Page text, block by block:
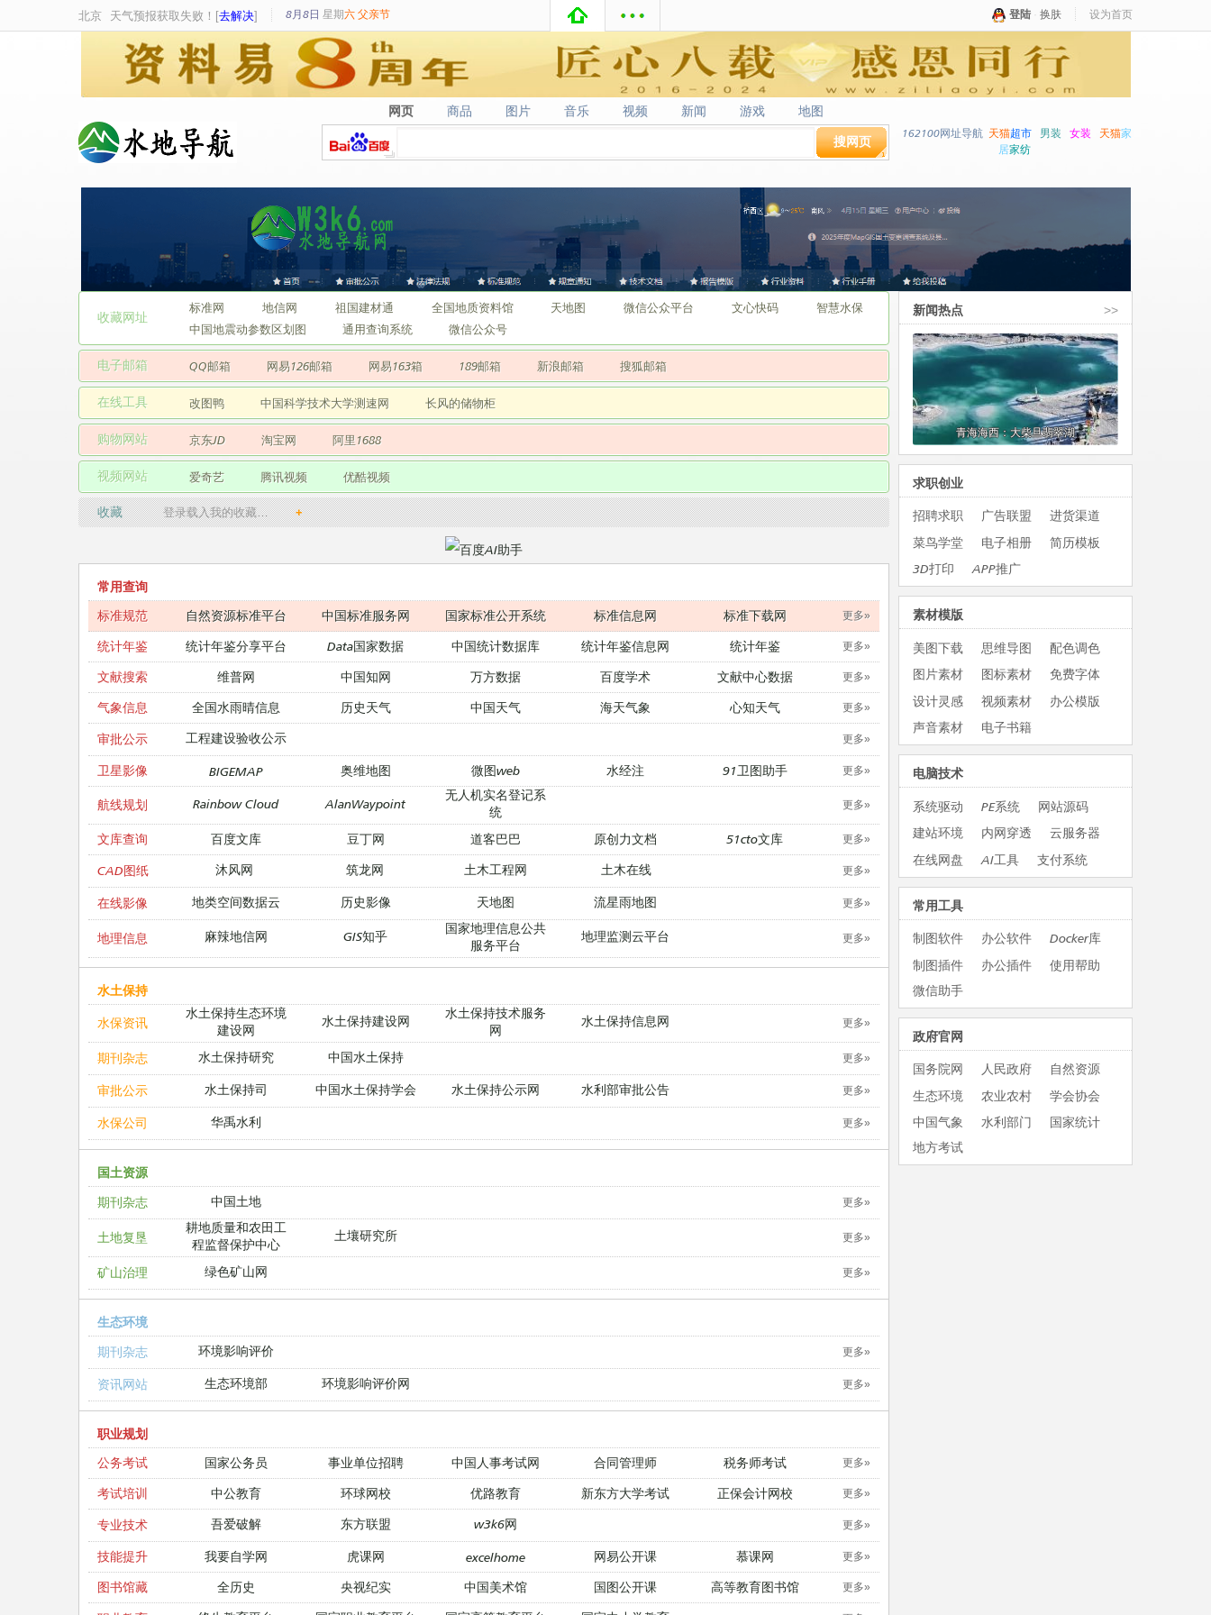
北京 天气预报获取失败！[去解决] 8月8日 星期六 父亲节 登陆 换肤 设为首页
网页
网页 商品
商品 图片
图片 音乐
音乐 视频
视频 新闻
新闻 游戏
游戏 地图
地图
搜网页
162100网址导航 天猫超市 男装 女装 天猫家
居家纺
收藏网址
标准网 地信网 祖国建材通 全国地质资料馆 天地图 微信公众平台 文心快码
智慧水保
中国地震动参数区划图
通用查询系统 微信公众号
电子邮箱 QQ邮箱 网易126邮箱 网易163箱 189邮箱 新浪邮箱 搜狐邮箱
在线工具 改图鸭 中国科学技术大学测速网 长风的储物柜
购物网站 京东JD 淘宝网 阿里1688
视频网站 爱奇艺 腾讯视频 优酷视频
收藏 登录载入我的收藏… +
常用查询
标准规范
自然资源标准平台 中国标准服务网 国家标准公开系统 标准信息网 标准下载网 更多»
统计年鉴 统计年鉴分享平台 Data国家数据 中国统计数据库 统计年鉴信息网 统计年鉴 更多»
文献搜索 维普网 中国知网 万方数据 百度学术 文献中心数据 更多»
气象信息 全国水雨晴信息 历史天气 中国天气 海天气象 心知天气 更多»
审批公示 工程建设验收公示 更多»
卫星影像 BIGEMAP 奥维地图 微图web 水经注 91卫图助手 更多»
航线规划 Rainbow Cloud AlanWaypoint
无人机实名登记系
统
更多»
文库查询 百度文库 豆丁网 道客巴巴 原创力文档 51cto文库 更多»
CAD图纸 沐风网 筑龙网 土木工程网 土木在线 更多»
在线影像 地类空间数据云 历史影像 天地图 流星雨地图 更多»
地理信息 麻辣地信网 GIS知乎
国家地理信息公共
服务平台
地理监测云平台 更多»
水土保持
水保资讯
水土保持生态环境
建设网
水土保持建设网
水土保持技术服务
网
水土保持信息网 更多»
期刊杂志 水土保持研究 中国水土保持 更多»
审批公示 水土保持司 中国水土保持学会 水土保持公示网 水利部审批公告 更多»
水保公司 华禹水利 更多»
国土资源
期刊杂志
中国土地 更多»
土地复垦
耕地质量和农田工
程监督保护中心
土壤研究所 更多»
矿山治理 绿色矿山网 更多»
生态环境
期刊杂志
环境影响评价 更多»
资讯网站 生态环境部 环境影响评价网 更多»
职业规划
公务考试
国家公务员 事业单位招聘 中国人事考试网 合同管理师 税务师考试 更多»
考试培训 中公教育 环球网校 优路教育 新东方大学考试 正保会计网校 更多»
专业技术 吾爱破解 东方联盟 w3k6网 更多»
技能提升 我要自学网 虎课网 excelhome 网易公开课 慕课网 更多»
图书馆藏 全历史 央视纪实 中国美术馆 国图公开课 高等教育图书馆 更多»
>>
新闻热点
求职创业
招聘求职 广告联盟
进货渠道
菜鸟学堂
电子相册
简历模板
3D打印
APP推广
素材模版
美图下载 思维导图
配色调色
图片素材
图标素材
免费字体
设计灵感
视频素材
办公模版
声音素材
电子书籍
电脑技术
系统驱动 PE系统
网站源码
建站环境
内网穿透
云服务器
在线网盘
AI工具 支付系统
常用工具
制图软件 办公软件
Docker库
制图插件
办公插件
使用帮助
微信助手
政府官网
国务院网 人民政府
自然资源
生态环境
农业农村
学会协会
中国气象
水利部门
国家统计
地方考试